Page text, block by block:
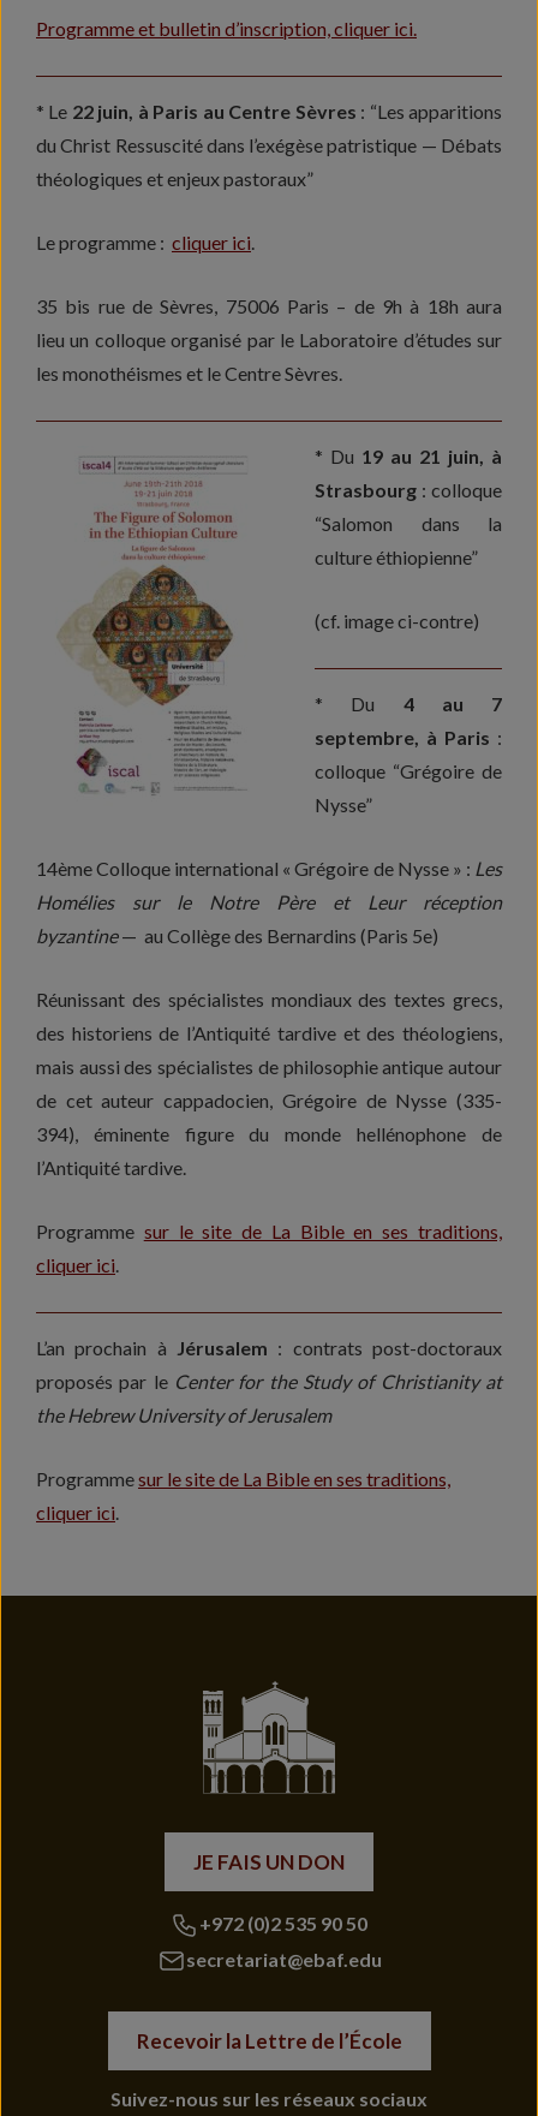
Programme et bulletin d’inscription, cliquer ici.
* Le 22 juin, à Paris au Centre Sèvres : “Les apparitions
du Christ Ressuscité dans l’exégèse patristique — Débats
théologiques et enjeux pastoraux”
Le programme : cliquer ici.
35 bis rue de Sèvres, 75006 Paris – de 9h à 18h aura
lieu un colloque organisé par le Laboratoire d’études sur
les monothéismes et le Centre Sèvres.
* Du 19 au 21 juin, à
Strasbourg : colloque
“Salomon dans la
culture éthiopienne”
(cf. image ci-contre)
* Du 4 au 7
septembre, à Paris :
colloque “Grégoire de
Nysse”
14ème Colloque international « Grégoire de Nysse » : Les
Homélies sur le Notre Père et Leur réception
byzantine— au Collège des Bernardins (Paris 5e)
Réunissant des spécialistes mondiaux des textes grecs,
des historiens de l’Antiquité tardive et des théologiens,
mais aussi des spécialistes de philosophie antique autour
de cet auteur cappadocien, Grégoire de Nysse (335-
394), éminente figure du monde hellénophone de
l’Antiquité tardive.
Programme sur le site de La Bible en ses traditions,
cliquer ici.
L’an prochain à Jérusalem : contrats post-doctoraux
proposés par le Center for the Study of Christianity at
the Hebrew University of Jerusalem
Programmesur le site de La Bible en ses traditions,
cliquer ici.
JE FAIS UN DON
+972 (0)2 535 90 50
secretariat@ebaf.edu
Recevoir la Lettre de l’École
Suivez-nous sur les réseaux sociaux